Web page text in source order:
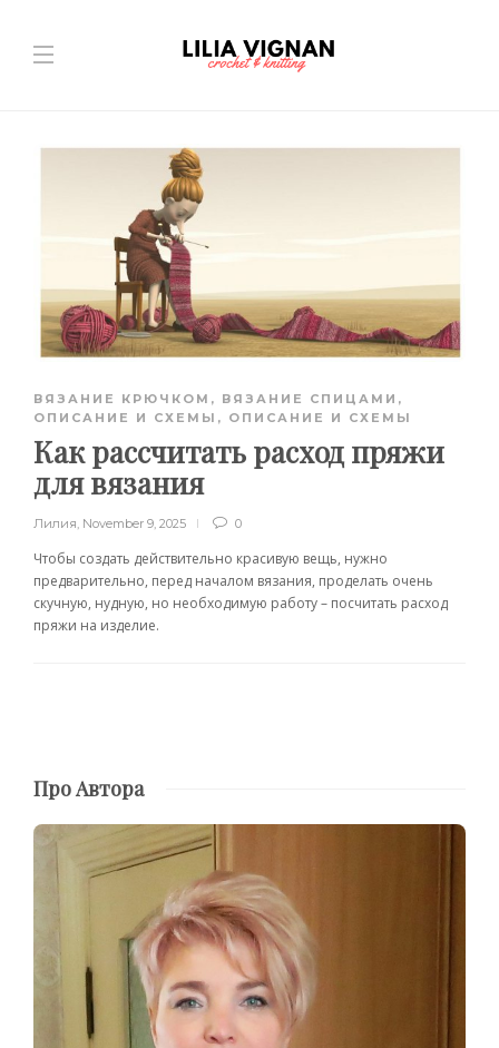
ВЯЗАНИЕ КРЮЧКОМ , ВЯЗАНИЕ СПИЦАМИ ,
ОПИСАНИЕ И СХЕМЫ , ОПИСАНИЕ И СХЕМЫ
Как рассчитать расход пряжи
для вязания
Лилия, November 9, 2025 0
Чтобы создать действительно красивую вещь, нужно
предварительно, перед началом вязания, проделать очень
скучную, нудную, но необходимую работу – посчитать расход
пряжи на изделие.
Про Автора